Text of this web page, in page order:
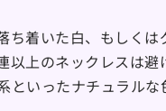
着いた白、もしく
上のネックレスは避
いったナチュラルな